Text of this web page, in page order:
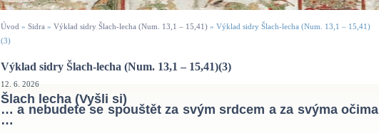
Úvod » Sidra » Výklad sidry Šlach-lecha (Num. 13,1 – 15,41) » Výklad sidry Šlach-lecha (Num. 13,1 – 15,41)
(3)
Výklad sidry Šlach-lecha (Num. 13,1 – 15,41)(3)
12. 6. 2026
Šlach lecha (Vyšli si)
… a nebudete se spouštět za svým srdcem a za svýma očima
…